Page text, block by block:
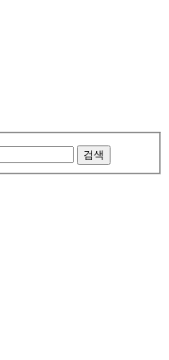
검색